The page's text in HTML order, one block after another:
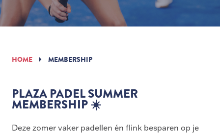
HOME MEMBERSHIP
PLAZA PADEL SUMMER
MEMBERSHIP ☀️
Deze zomer vaker padellen én flink besparen op je